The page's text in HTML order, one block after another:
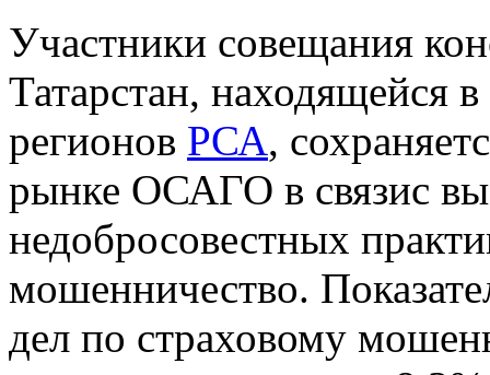
Участники совещания
Татарстан, находящейся
регионов РСА,
рынке ОСАГО в связис
недобросовестных
мошенничество.
дел по страховому